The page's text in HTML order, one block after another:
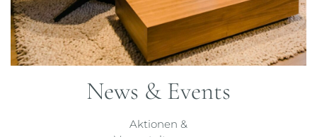
News & Events
Aktionen &